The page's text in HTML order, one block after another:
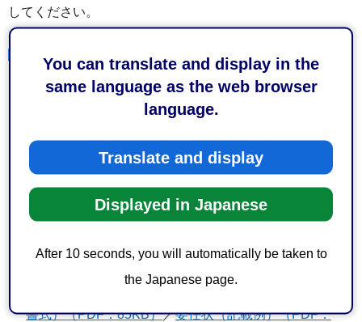
You can translate and display in the
same language as the web browser
language.
Translate and display
Displayed in Japanese
After 10 seconds, you will automatically be taken to
the Japanese page.
してください。
提出書類
届出：土地有償譲渡届出書（ワード：29KB）／土地有
償譲渡届出書（記載例）（PDF：51KB）
申出：土地買取希望申出書（ワード：25KB）／土地買
取希望申出書（記載例）（PDF：38KB）
土地の案内図（縮尺1,500分の1程度又は住宅地図）1部
土地の形状を明らかにした図面（公図写、測量図等）1
書式）（PDF：85KB）／委任状（記載例）（PDF：